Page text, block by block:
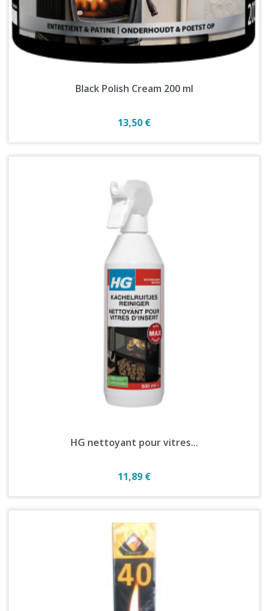
Black Polish Cream 200 ml
Prix
13,50 €
HG nettoyant pour vitres...
Prix
11,89 €